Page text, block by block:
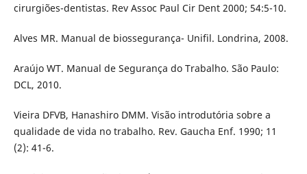
cirurgiões-dentistas. Rev Assoc Paul Cir Dent 2000; 54:5-10.
Alves MR. Manual de biossegurança- Unifil. Londrina, 2008.
Araújo WT. Manual de Segurança do Trabalho. São Paulo:
DCL, 2010.
Vieira DFVB, Hanashiro DMM. Visão introdutória sobre a
qualidade de vida no trabalho. Rev. Gaucha Enf. 1990; 11
(2): 41-6.